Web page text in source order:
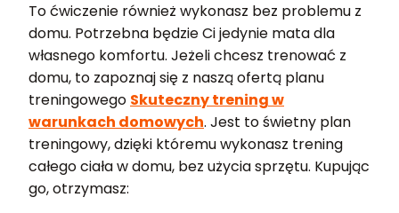
To ćwiczenie również wykonasz bez problemu z
domu. Potrzebna będzie Ci jedynie mata dla
własnego komfortu. Jeżeli chcesz trenować z
domu, to zapoznaj się z naszą ofertą planu
treningowego Skuteczny trening w
warunkach domowych. Jest to świetny plan
treningowy, dzięki któremu wykonasz trening
całego ciała w domu, bez użycia sprzętu. Kupując
go, otrzymasz: